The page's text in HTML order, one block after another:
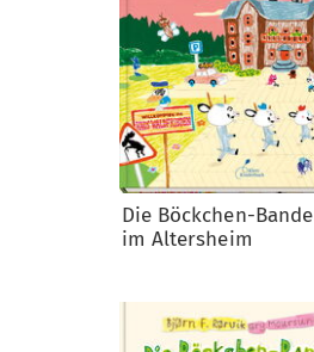
Die Böckchen-Bande
im Altersheim